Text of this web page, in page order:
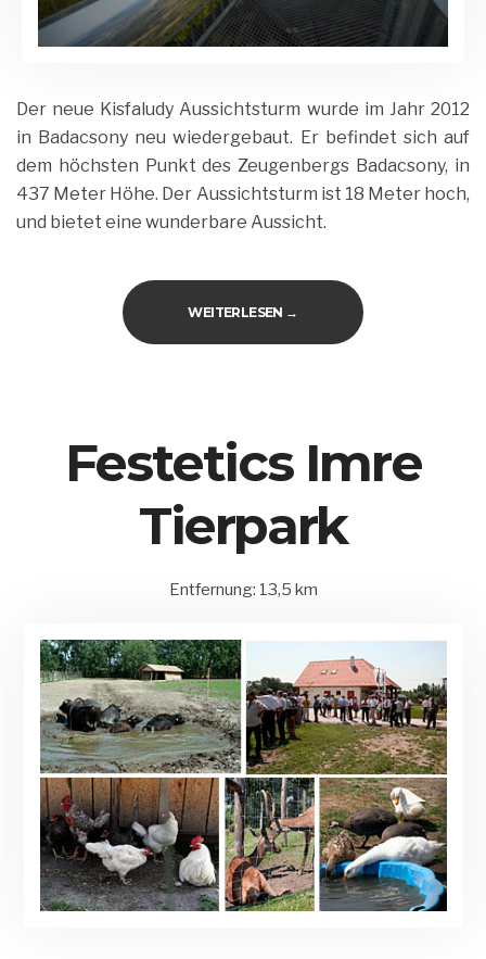
Der neue Kisfaludy Aussichtsturm wurde im Jahr 2012
in Badacsony neu wiedergebaut. Er befindet sich auf
dem höchsten Punkt des Zeugenbergs Badacsony, in
437 Meter Höhe. Der Aussichtsturm ist 18 Meter hoch,
und bietet eine wunderbare Aussicht.
WEITERLESEN „KISFALUDY SÁNDOR
→
Festetics Imre
Tierpark
15.
Balatonederics
by
Entfernung: 13,5 km